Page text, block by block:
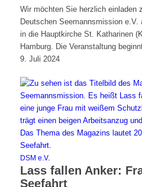
Wir möchten Sie herzlich einladen
Deutschen Seemannsmission
in die Hauptkirche St. Katharinen
Hamburg. Die Veranstaltung
9. Juli 2024
DSM e.V.
Lass fallen Anker:
Seefahrt